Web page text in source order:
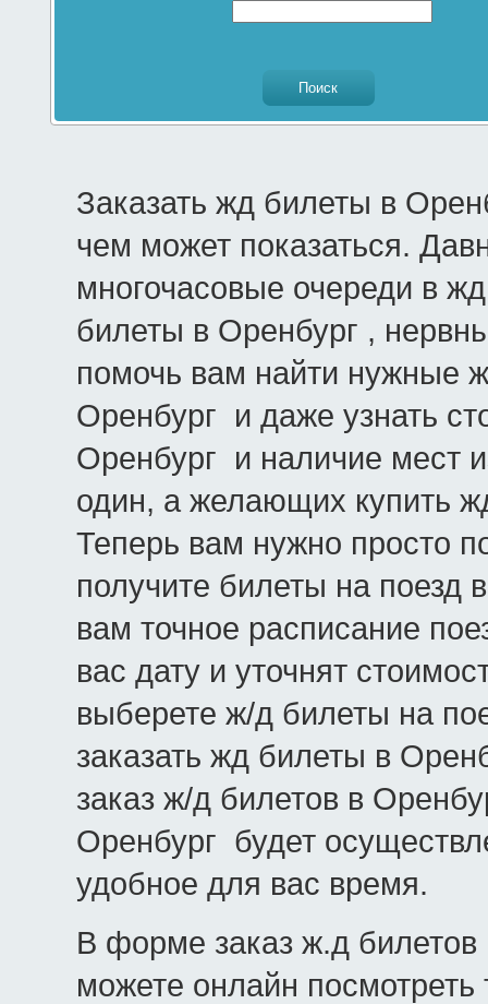
Заказать жд билеты в
чем может показаться.
многочасовые очереди в
билеты в Оренбург ,
помочь вам найти нужные
Оренбург и даже узнать
Оренбург и наличие мест
один, а желающих купить
Теперь вам нужно просто
получите билеты на поезд
вам точное расписание
вас дату и уточнят
выберете ж/д билеты на
заказать жд билеты в
заказ ж/д билетов в
Оренбург будет
удобное для вас время.
В форме заказ ж.д
можете онлайн посмотреть